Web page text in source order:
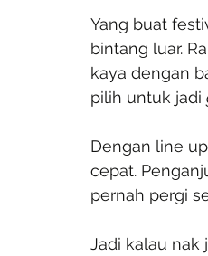
Yang buat
bintang luar.
kaya dengan
pilih untuk jadi
Dengan line
cepat.
pernah pergi
Jadi kalau nak